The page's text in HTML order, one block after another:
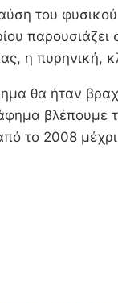
του
η πυρηνική,
θα ήταν
βλέπουμε
το 2008 μέχρι